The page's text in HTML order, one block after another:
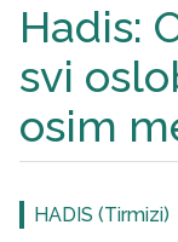
Hadis:
svi
osim
HADIS (Tirmizi)